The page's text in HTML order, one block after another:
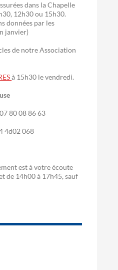
dans la Chapelle
12h30 ou 15h30.
données par les
janvier)
de notre Association
à 15h30 le vendredi.
80 08 86 63
4d02 068
est à votre écoute
de 14h00 à 17h45, sauf